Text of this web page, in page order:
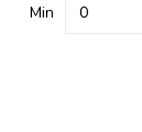
Min